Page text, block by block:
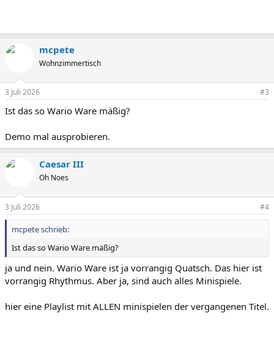
mcpete
Wohnzimmertisch
3 Juli 2026 #3
Ist das so Wario Ware mäßig?
Demo mal ausprobieren.
Caesar III
Oh Noes
3 Juli 2026 #4
mcpete schrieb:
Ist das so Wario Ware mäßig?
ja und nein. Wario Ware ist ja vorrangig Quatsch. Das hier ist
vorrangig Rhythmus. Aber ja, sind auch alles Minispiele.
hier eine Playlist mit ALLEN minispielen der vergangenen Titel.